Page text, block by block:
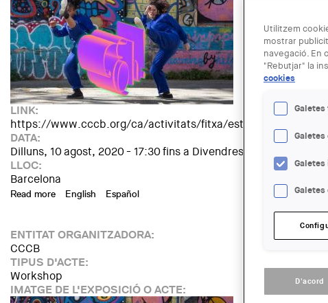
LINK:
https://www.cccb.org/ca/activitats/fitxa/estampat/233940
DATA:
Dilluns, 10 agost, 2020 - 17:30fins a Divendres, 14 agost, 2020
LLOC:
Barcelona
Read more about Eh! Taller joves de 14-18 anys. Estampa't! Taller de
English Español
ENTITAT ORGANITZADORA:
CCCB
TIPUS D'ACTE:
Workshop
IMATGE DE L'EXPOSICIÓ O ACTE:
Utilitzem
mostrar
navegació. En
"Rebutjar" la
cookies
D'acord